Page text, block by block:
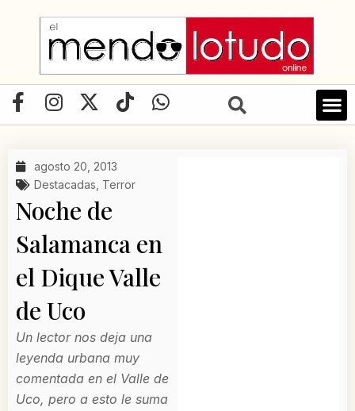
contenido
F
a
e
b
o
o
k
-
f
I
n
t
a
g
r
a
m
X
-
w
i
t
t
e
r
T
i
o
W
h
p
agosto 20, 2013
Destacadas Terror
Noche de
Salamanca en
el Dique Valle
de Uco
Un lector nos deja una
leyenda urbana muy
comentada en el Valle de
Uco, pero a esto le suma